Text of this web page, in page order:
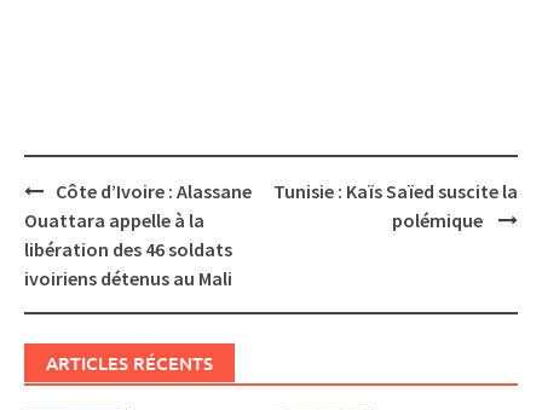
Post
navigation
Côte d’Ivoire : Alassane
Ouattara appelle à la
libération des 46 soldats
ivoiriens détenus au Mali
Tunisie : Kaïs Saïed suscite la
polémique
ARTICLES RÉCENTS